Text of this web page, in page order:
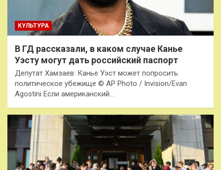
КУЛЬТУРА
В ГД рассказали, в каком случае Канье
Уэсту могут дать российский паспорт
Депутат Хамзаев: Канье Уэст может попросить
политическое убежище © AP Photo / Invision/Evan
Agostini Если американский…